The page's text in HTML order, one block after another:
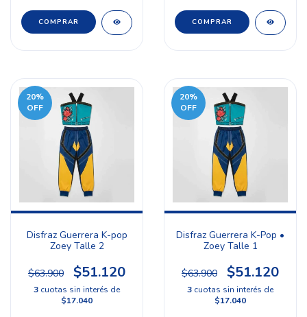
20%
OFF
Disfraz Guerrera K-pop
Zoey Talle 2
$63.900 $51.120
3 cuotas sin interés de
$17.040
20%
OFF
Disfraz Guerrera K-Pop •
Zoey Talle 1
$63.900 $51.120
3 cuotas sin interés de
$17.040